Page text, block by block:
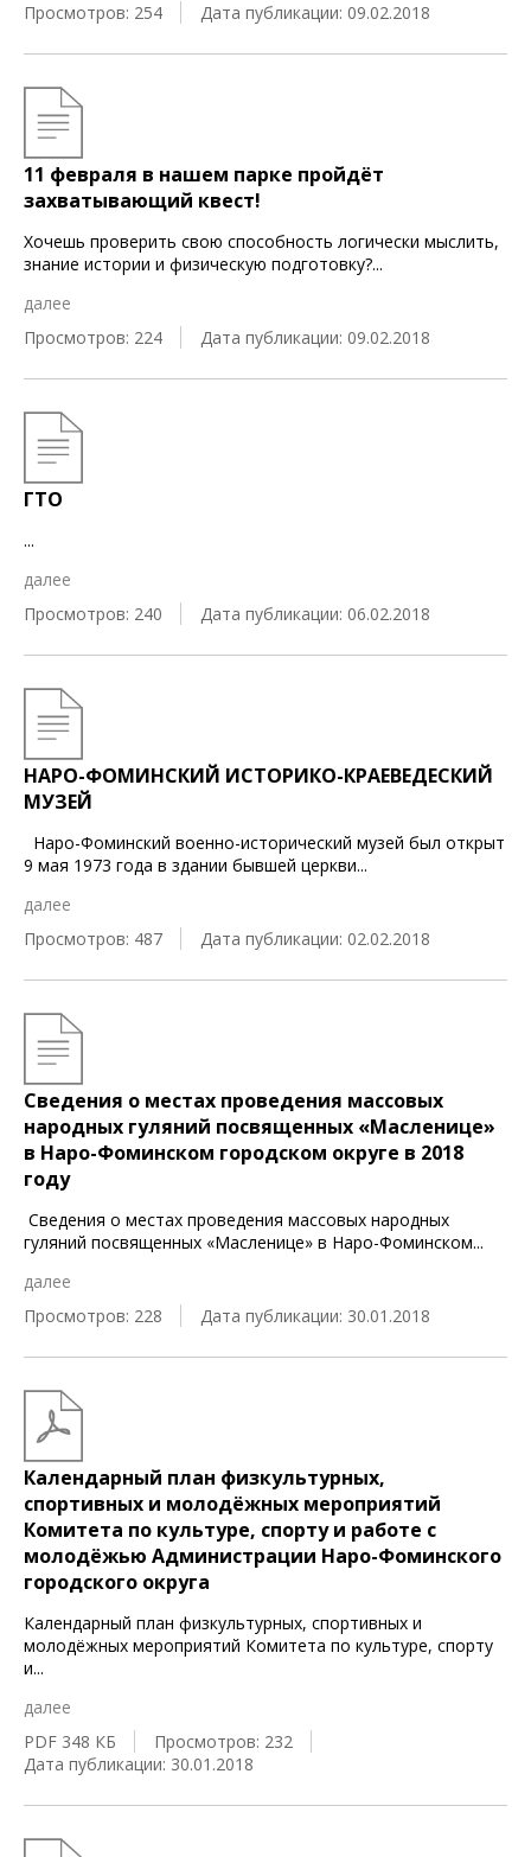
Просмотров: 254
Дата публикации: 09.02.2018
11 февраля в нашем парке пройдёт
захватывающий квест!
Хочешь проверить свою способность логически мыслить,
знание истории и физическую подготовку?...
далее
Просмотров: 224
Дата публикации: 09.02.2018
ГТО
...
далее
Просмотров: 240
Дата публикации: 06.02.2018
НАРО-ФОМИНСКИЙ ИСТОРИКО-КРАЕВЕДЕСКИЙ
МУЗЕЙ
Наро-Фоминский военно-исторический музей был открыт
9 мая 1973 года в здании бывшей церкви...
далее
Просмотров: 487
Дата публикации: 02.02.2018
Сведения о местах проведения массовых
народных гуляний посвященных «Масленице»
в Наро-Фоминском городском округе в 2018
году
Сведения о местах проведения массовых народных
гуляний посвященных «Масленице» в Наро-Фоминском...
далее
Просмотров: 228
Дата публикации: 30.01.2018
Календарный план физкультурных,
спортивных и молодёжных мероприятий
Комитета по культуре, спорту и работе с
молодёжью Администрации Наро-Фоминского
городского округа
Календарный план физкультурных, спортивных и
молодёжных мероприятий Комитета по культуре, спорту
и...
далее
PDF 348 КБ
Просмотров: 232
Дата публикации: 30.01.2018